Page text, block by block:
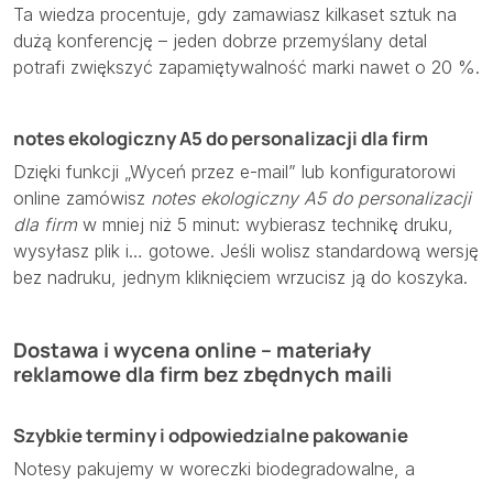
Ta wiedza procentuje, gdy zamawiasz kilkaset sztuk na
dużą konferencję – jeden dobrze przemyślany detal
potrafi zwiększyć zapamiętywalność marki nawet o 20 %.
notes ekologiczny A5 do personalizacji dla firm
Dzięki funkcji „Wyceń przez e-mail” lub konfiguratorowi
online zamówisz notes ekologiczny A5 do personalizacji
dla firmw mniej niż 5 minut: wybierasz technikę druku,
wysyłasz plik i… gotowe. Jeśli wolisz standardową wersję
bez nadruku, jednym kliknięciem wrzucisz ją do koszyka.
Dostawa i wycena online – materiały
reklamowe dla firm bez zbędnych maili
Szybkie terminy i odpowiedzialne pakowanie
Notesy pakujemy w woreczki biodegradowalne, a